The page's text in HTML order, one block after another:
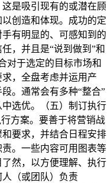
是吸引现有的或潜在顾
创造和体现。成功的定
有明显的、可感知到的
，并且是“说到做到”和
对于选定的目标市场和
，全盘考虑并运用产
。通常会有多种“整合”
选优。（五）制订执行
方案。要善于将营销战
要求，并结合日程安排
。一些内容可用图表等
然，以方便理解、执行
（或团队）负责